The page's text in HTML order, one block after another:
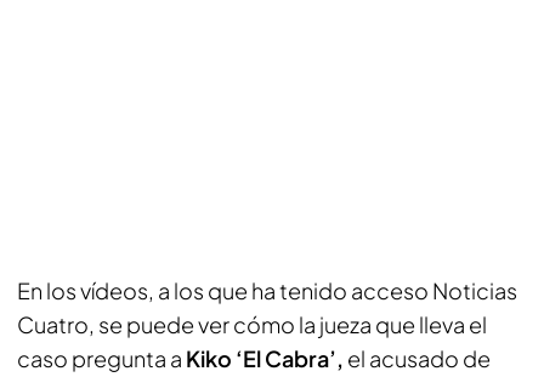
En los vídeos, a los que ha tenido acceso Noticias
Cuatro, se puede ver cómo la jueza que lleva el
caso pregunta a Kiko ‘El Cabra’, el acusado de